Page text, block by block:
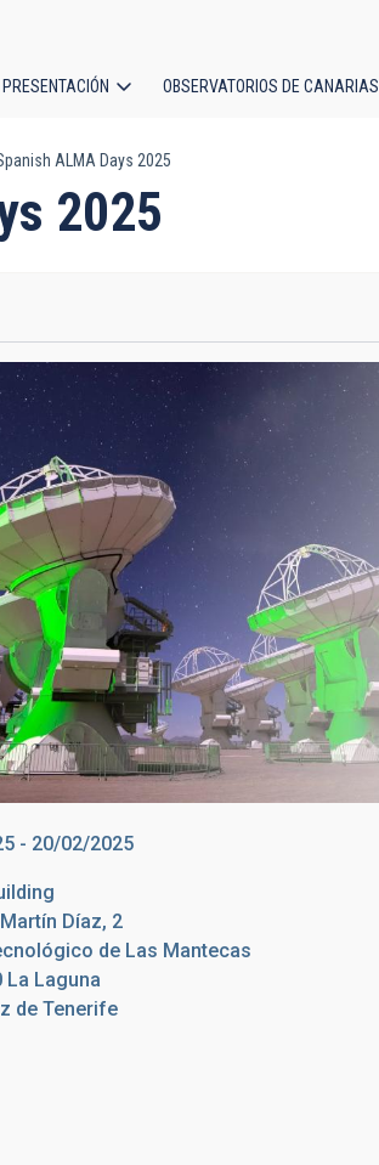
principal
PRESENTACIÓN OBSERVATORIOS DE CANARIAS
ALMA Days 2025
2025
- 20/02/2025
Díaz, 2
de Las Mantecas
La Laguna
de Tenerife